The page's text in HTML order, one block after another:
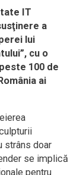
IT
a
lui
cu o
100 de
ai
strâns doar
se implică
pentru